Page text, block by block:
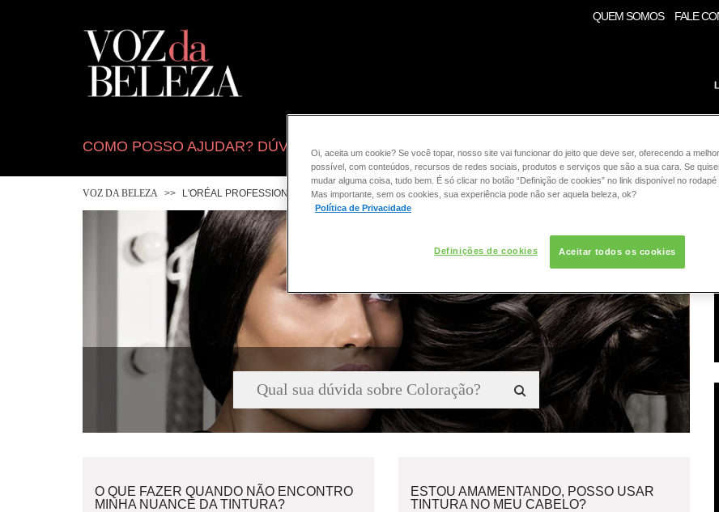
QUEM SOMOS FALE
COMO POSSO AJUDAR? DÚVIDAS SOBRE: COLORAÇÃO CABELO CONSULTORIA DE
VOZ DA BELEZA L'ORÉAL PROFESSIONNEL COLORAÇÃO
O QUE FAZER QUANDO NÃO ENCONTRO
MINHA NUANCE DA TINTURA?
ESTOU AMAMENTANDO, POSSO USAR
TINTURA NO MEU CABELO?
Oi, aceita um cookie? Se você topar, nosso site vai funcionar do jeito que deve ser, oferecendo a
possível, com conteúdos, recursos de redes sociais, produtos e serviços que são a sua cara. Se
mudar alguma coisa, tudo bem. É só clicar no botão “Definição de cookies” no link disponível no rodapé
Mas importante, sem os cookies, sua experiência pode não ser aquela beleza, ok?
Política de Privacidade
Definições de cookies Aceitar todos os cookies